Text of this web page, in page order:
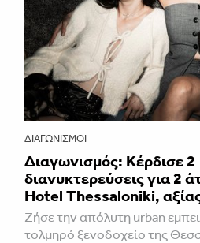
ΔΙΑΓΩΝΙΣΜΟΊ
Διαγωνισμός: Κέρδισε 2
διανυκτερεύσεις για 2
Hotel Thessaloniki,
Ζήσε την απόλυτη urban
τολμηρό ξενοδοχείο της